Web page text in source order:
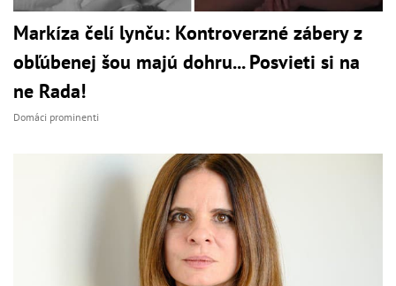
Markíza čelí lynču: Kontroverzné zábery z
obľúbenej šou majú dohru... Posvieti si na
ne Rada!
Domáci prominenti